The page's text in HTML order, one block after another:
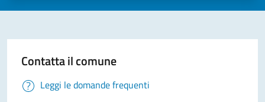
Contatta il comune
Leggi le domande frequenti